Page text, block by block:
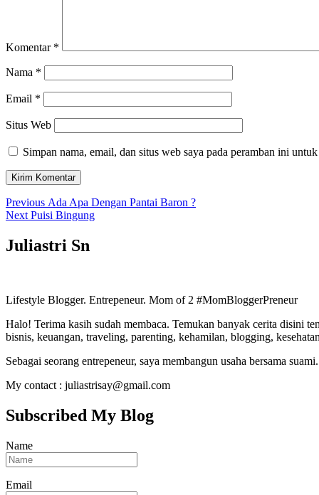
Komentar *
Nama *
Email *
Situs Web
Simpan nama, email, dan situs web saya pada peramban ini
Navigasi
pos
Previous Previous
post:
Ada Apa Dengan Pantai Baron ?
Next Next
Puisi Bingung
Juliastri Sn
Lifestyle Blogger. Entrepeneur. Mom of 2 #MomBloggerPreneur
Halo! Terima kasih sudah membaca. Temukan banyak cerita disini
bisnis, keuangan, traveling, parenting, kehamilan, blogging,
Sebagai seorang entrepeneur, saya membangun usaha bersama
My contact : juliastrisay@gmail.com
Subscribed My Blog
Name
Email